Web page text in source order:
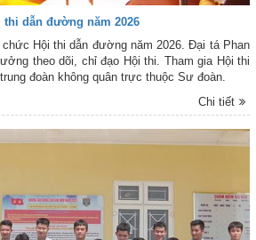
dẫn đường năm 2026
Hội thi dẫn đường năm 2026. Đại tá Phan
theo dõi, chỉ đạo Hội thi. Tham gia Hội thi
đoàn không quân trực thuộc Sư đoàn.
Chi tiết